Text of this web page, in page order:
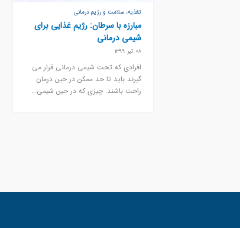
تغذیه، سلامت و رژیم درمانی
مبارزه با سرطان: رژیم غذایی برای
شیمی درمانی
08 تیر 1399
افرادی که تحت شیمی درمانی قرار می
گیرند باید تا حد ممکن در حین درمان
راحت باشند. چیزی که در حین شیمی...